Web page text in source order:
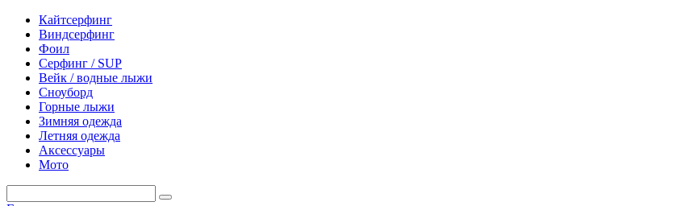
Кайтсерфинг
Виндсерфинг
Фоил
Серфинг / SUP
Вейк / водные лыжи
Сноуборд
Горные лыжи
Зимняя одежда
Летняя одежда
Аксессуары
Мото